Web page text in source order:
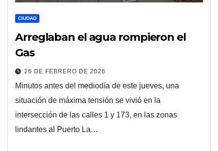
CIUDAD
Arreglaban el agua rompieron el
Gas
26 DE FEBRERO DE 2026
Minutos antes del mediodía de este jueves, una
situación de máxima tensión se vivió en la
intersección de las calles 1 y 173, en las zonas
lindantes al Puerto La…